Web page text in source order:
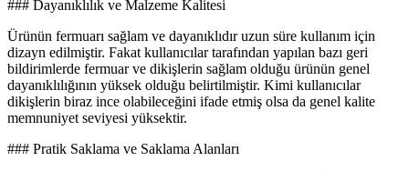
### Dayanıklılık ve Malzeme Kalitesi
Ürünün fermuarı sağlam ve dayanıklıdır uzun süre kullanım için
dizayn edilmiştir. Fakat kullanıcılar tarafından yapılan bazı geri
bildirimlerde fermuar ve dikişlerin sağlam olduğu ürünün genel
dayanıklılığının yüksek olduğu belirtilmiştir. Kimi kullanıcılar
dikişlerin biraz ince olabileceğini ifade etmiş olsa da genel kalite
memnuniyet seviyesi yüksektir.
### Pratik Saklama ve Saklama Alanları